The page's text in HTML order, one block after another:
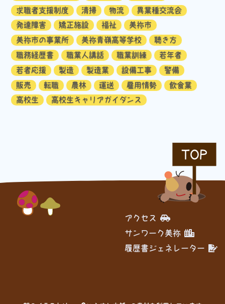
求職者支援制度
清掃 物流
異業種交流会
発達障害
矯正施設 福祉
美祢市
美祢市の事業所
美祢青嶺高等学校
聴き方
職務経歴書
職業人講話 職業訓練
若年者
若者応援
製造 製造業 設備工事
警備
販売
転職 農林 運送 雇用情勢
飲食業
高校生
高校生キャリアガイダンス
TOP
アクセス
サンワーク美祢
履歴書ジェネレーター